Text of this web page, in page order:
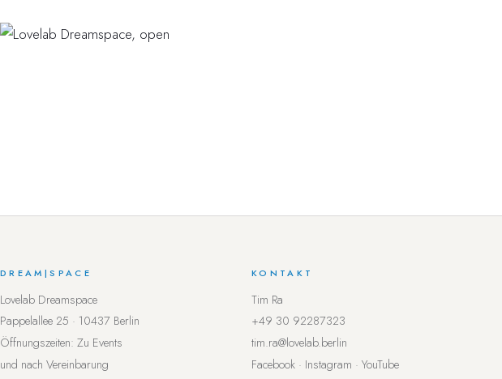
DREAM |SPACE
Lovelab Dreamspace
Pappelallee 25 · 10437 Berlin
Öffnungszeiten: Zu Events
und nach Vereinbarung
KONTAKT
Tim Ra
+49 30 92287323
tim.ra@lovelab.berlin
Facebook · Instagram · YouTube